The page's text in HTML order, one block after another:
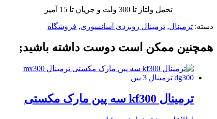
تحمل ولتاژ تا 300 ولت و جریان تا 15 آمپر
دسته: ترمینال, ترمینال روبردی آسانسوری, فروشگاه
همچنین ممکن است دوست داشته باشید;
ترمینال kf300 سه پین مارک مکستی